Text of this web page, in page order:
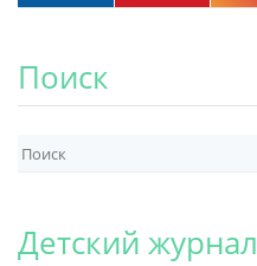
Поиск
Детский журнал